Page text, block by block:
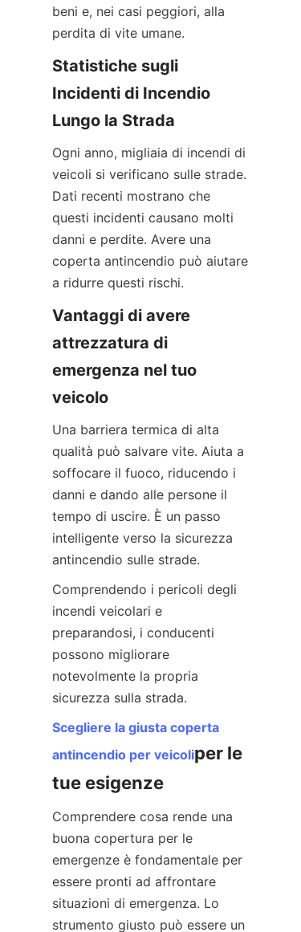
beni e, nei casi peggiori, alla
perdita di vite umane.
Statistiche sugli
Incidenti di Incendio
Lungo la Strada
Ogni anno, migliaia di incendi di
veicoli si verificano sulle strade.
Dati recenti mostrano che
questi incidenti causano molti
danni e perdite. Avere una
coperta antincendio può aiutare
a ridurre questi rischi.
Vantaggi di avere
attrezzatura di
emergenza nel tuo
veicolo
Una barriera termica di alta
qualità può salvare vite. Aiuta a
soffocare il fuoco, riducendo i
danni e dando alle persone il
tempo di uscire. È un passo
intelligente verso la sicurezza
antincendio sulle strade.
Comprendendo i pericoli degli
incendi veicolari e
preparandosi, i conducenti
possono migliorare
notevolmente la propria
sicurezza sulla strada.
Scegliere la giusta coperta
antincendio per veicoliper le
tue esigenze
Comprendere cosa rende una
buona copertura per le
emergenze è fondamentale per
essere pronti ad affrontare
situazioni di emergenza. Lo
strumento giusto può essere un